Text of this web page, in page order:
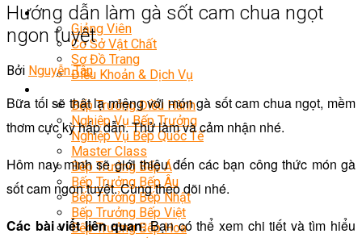
Giới Thiệu
Giảng Viên
Cơ Sở Vật Chất
Sơ Đồ Trang
Điều Khoản & Dịch Vụ
Bếp Trưởng Điều Hành
Nghiệp Vụ Bếp Trưởng
Nghiệp Vụ Bếp Quốc Tế
Master Class
Bếp Trưởng Bếp Á
Bếp Trưởng Bếp Âu
Bếp Trưởng Bếp Nhật
Bếp Trưởng Bếp Việt
Bếp Trưởng Bếp Hoa
Hướng dẫn làm gà sốt cam chua ngọt
ngon tuyệt
Bởi Nguyễn Tân
Bữa tối sẽ thật lạ miệng với món gà sốt cam chua ngọt, mềm
thơm cực kỳ hấp dẫn. Thử làm và cảm nhận nhé.
Hôm nay mình sẽ giới thiệu đến các bạn công thức món gà
sốt cam ngon tuyệt. Cùng theo dõi nhé.
Các bài viết liên quan: Bạn có thể xem chi tiết và tìm hiểu